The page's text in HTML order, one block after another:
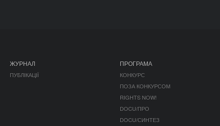
ЖУРНАЛ
ПУБЛІКАЦІЇ
ПРОГРАМА
КОНКУРС
ПОЗА КОНКУРСОМ
RIGHTS NOW!
DOCU/ПРО
DOCU/СИНТЕЗ